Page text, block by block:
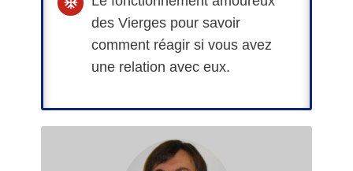
des Vierges pour savoir
comment réagir si vous avez
une relation avec eux.